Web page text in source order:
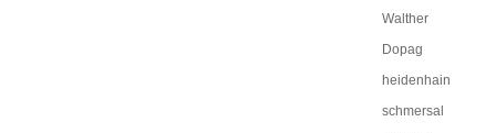
Walther
Dopag
heidenhain
schmersal